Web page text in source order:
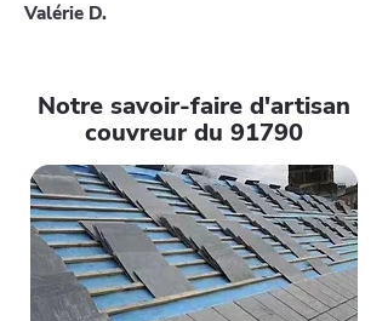
Valérie D.
Notre savoir-faire d'artisan
couvreur du 91790